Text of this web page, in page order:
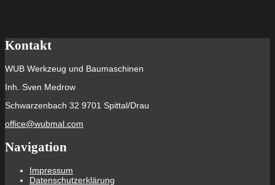
Kontakt
WUB Werkzeug und Baumaschinen
Inh. Sven Medrow
Schwarzenbach 32 9701 Spittal/Drau
office@wubmal.com
Navigation
Impressum
Datenschutzerklärung